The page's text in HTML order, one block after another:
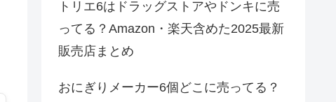
トリエ6はドラッグストアやドンキに売
ってる？Amazon・楽天含めた2025最新
販売店まとめ
おにぎりメーカー6個どこに売ってる？